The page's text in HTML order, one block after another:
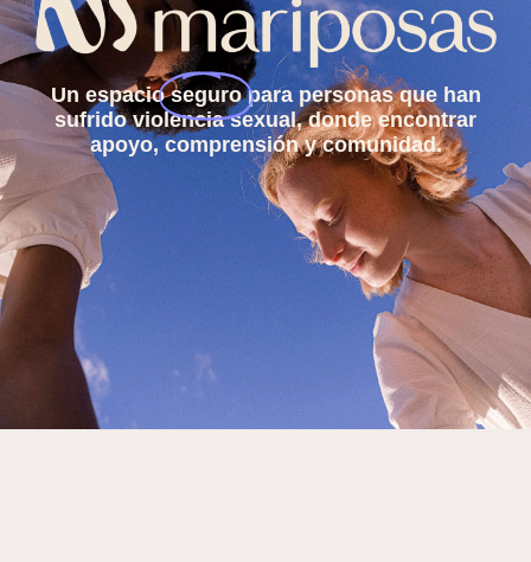
Un espacio seguro para personas que han
sufrido violencia sexual, donde encontrar
apoyo, comprensión y comunidad.